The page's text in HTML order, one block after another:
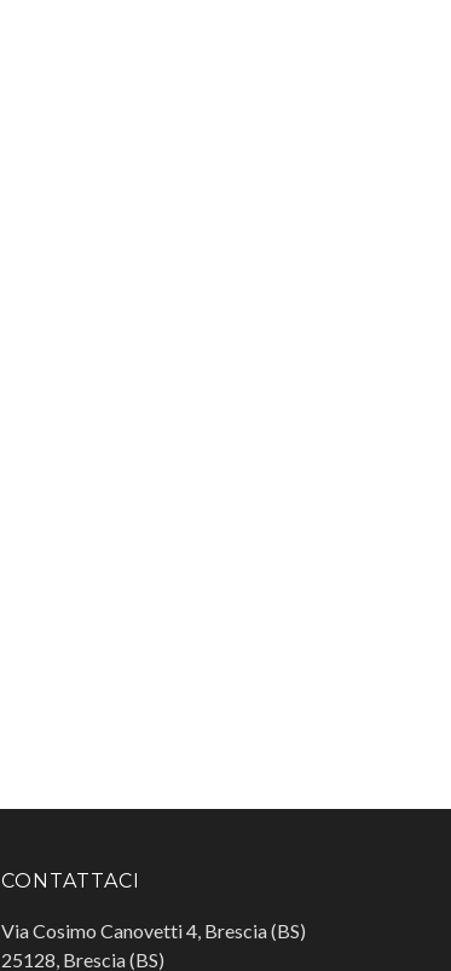
CONTATTACI
Via Cosimo Canovetti 4, Brescia (BS)
25128, Brescia (BS)